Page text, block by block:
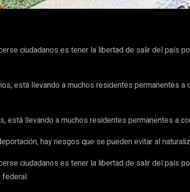
WhatsApp
ciudadanos es tener la libertad de salir del país
está llevando a muchos residentes permanentes
llevando a muchos residentes permanentes a
hay riesgos que se pueden evitar al
ciudadanos es tener la libertad de salir del país
federal.